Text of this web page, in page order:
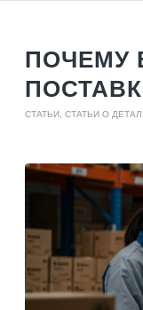
ПОЧЕМУ
СТАТЬИ СТАТЬИ О